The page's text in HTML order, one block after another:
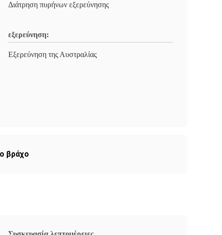
Διάτρηση πυρήνων εξερεύνησης
εξερεύνηση:
Εξερεύνηση της Αυστραλίας
βράχο